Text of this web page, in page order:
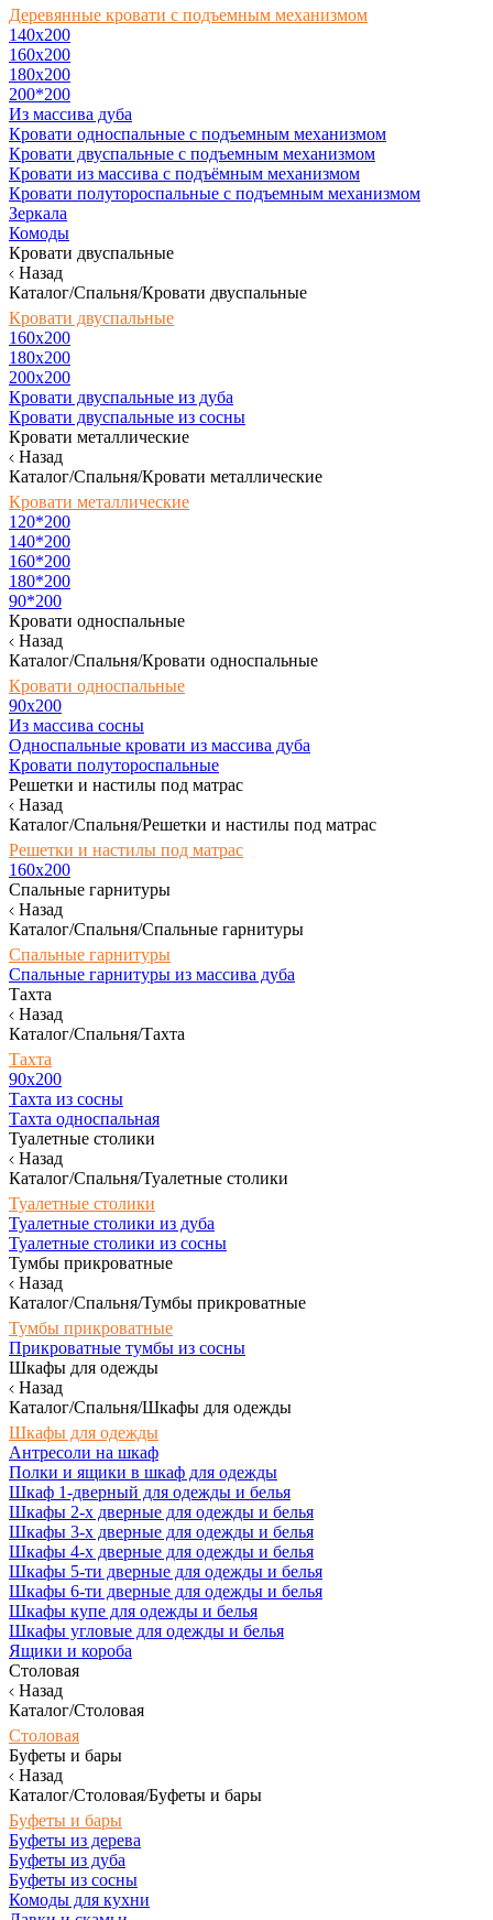
Деревянные кровати с подъемным механизмом
140x200
160х200
180х200
200*200
Из массива дуба
Кровати односпальные с подъемным механизмом
Кровати двуспальные с подъемным механизмом
Кровати из массива с подъёмным механизмом
Кровати полутороспальные с подъемным механизмом
Зеркала
Комоды
Кровати двуспальные
Назад
Каталог/Спальня/Кровати двуспальные
Кровати двуспальные
160х200
180x200
200x200
Кровати двуспальные из дуба
Кровати двуспальные из сосны
Кровати металлические
Назад
Каталог/Спальня/Кровати металлические
Кровати металлические
120*200
140*200
160*200
180*200
90*200
Кровати односпальные
Назад
Каталог/Спальня/Кровати односпальные
Кровати односпальные
90х200
Из массива сосны
Односпальные кровати из массива дуба
Кровати полутороспальные
Решетки и настилы под матрас
Назад
Каталог/Спальня/Решетки и настилы под матрас
Решетки и настилы под матрас
160х200
Спальные гарнитуры
Назад
Каталог/Спальня/Спальные гарнитуры
Спальные гарнитуры
Спальные гарнитуры из массива дуба
Тахта
Назад
Каталог/Спальня/Тахта
Тахта
90х200
Тахта из сосны
Тахта односпальная
Туалетные столики
Назад
Каталог/Спальня/Туалетные столики
Туалетные столики
Туалетные столики из дуба
Туалетные столики из сосны
Тумбы прикроватные
Назад
Каталог/Спальня/Тумбы прикроватные
Тумбы прикроватные
Прикроватные тумбы из сосны
Шкафы для одежды
Назад
Каталог/Спальня/Шкафы для одежды
Шкафы для одежды
Антресоли на шкаф
Полки и ящики в шкаф для одежды
Шкаф 1-дверный для одежды и белья
Шкафы 2-х дверные для одежды и белья
Шкафы 3-х дверные для одежды и белья
Шкафы 4-х дверные для одежды и белья
Шкафы 5-ти дверные для одежды и белья
Шкафы 6-ти дверные для одежды и белья
Шкафы купе для одежды и белья
Шкафы угловые для одежды и белья
Ящики и короба
Столовая
Назад
Каталог/Столовая
Столовая
Буфеты и бары
Назад
Каталог/Столовая/Буфеты и бары
Буфеты и бары
Буфеты из дерева
Буфеты из дуба
Буфеты из сосны
Комоды для кухни